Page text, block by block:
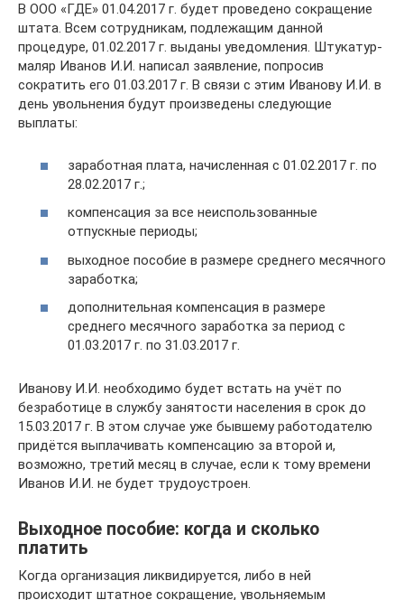
В ООО «ГДЕ» 01.04.2017 г. будет проведено сокращение
штата. Всем сотрудникам, подлежащим данной
процедуре, 01.02.2017 г. выданы уведомления. Штукатур-
маляр Иванов И.И. написал заявление, попросив
сократить его 01.03.2017 г. В связи с этим Иванову И.И. в
день увольнения будут произведены следующие
выплаты:
заработная плата, начисленная с 01.02.2017 г. по
28.02.2017 г.;
компенсация за все неиспользованные
отпускные периоды;
выходное пособие в размере среднего месячного
заработка;
дополнительная компенсация в размере
среднего месячного заработка за период с
01.03.2017 г. по 31.03.2017 г.
Иванову И.И. необходимо будет встать на учёт по
безработице в службу занятости населения в срок до
15.03.2017 г. В этом случае уже бывшему работодателю
придётся выплачивать компенсацию за второй и,
возможно, третий месяц в случае, если к тому времени
Иванов И.И. не будет трудоустроен.
Выходное пособие: когда и сколько
платить
Когда организация ликвидируется, либо в ней
происходит штатное сокращение, увольняемым